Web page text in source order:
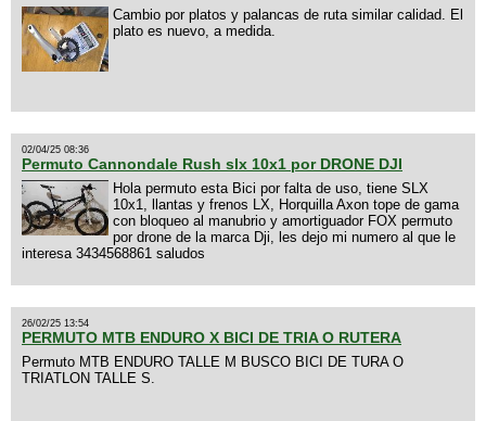
Cambio por platos y palancas de ruta similar calidad. El
plato es nuevo, a medida.
02/04/25 08:36
Permuto Cannondale Rush slx 10x1 por DRONE DJI
Hola permuto esta Bici por falta de uso, tiene SLX
10x1, llantas y frenos LX, Horquilla Axon tope de gama
con bloqueo al manubrio y amortiguador FOX permuto
por drone de la marca Dji, les dejo mi numero al que le
interesa 3434568861 saludos
26/02/25 13:54
PERMUTO MTB ENDURO X BICI DE TRIA O RUTERA
Permuto MTB ENDURO TALLE M BUSCO BICI DE TURA O
TRIATLON TALLE S.